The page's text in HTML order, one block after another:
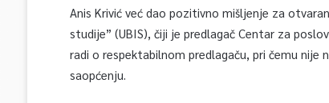
Anis Krivić već dao pozitivno mišljenje za
studije” (UBIS), čiji je predlagač Centar za
radi o respektabilnom predlagaču, pri čemu nije
saopćenju.